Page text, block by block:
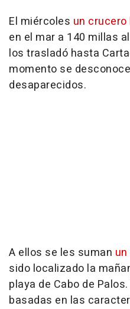
El miércoles un
en el mar a 140 millas
los trasladó hasta
momento se
desaparecidos.
A ellos se les suman
sido localizado la
playa de Cabo de
basadas en las